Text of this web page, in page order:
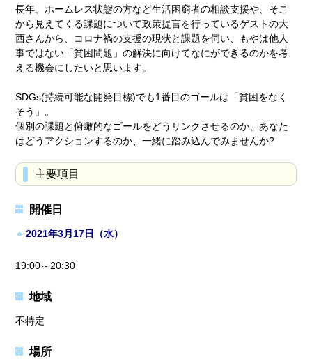
長年、ホームレス状態の方など生活困窮者の相談支援や、そこ
から見えてくる課題について政策提言を行っているゲストの大
西さんから、コロナ禍の支援の現状と課題を伺い、もやは他人
事ではない「貧困問題」の解決に向けてなにができるのかを考
える機会にしたいと思います。
SDGs(持続可能な開発目標)でも1番目のゴールは「貧困をなく
そう」。
個別の課題と俯瞰的なゴールをどうリンクさせるのか、あなた
はどうアクションするのか、一緒に踏み込んでみませんか?
主要項目
開催日
2021年3月17日（水）
19:00～20:30
地域
不特定
場所